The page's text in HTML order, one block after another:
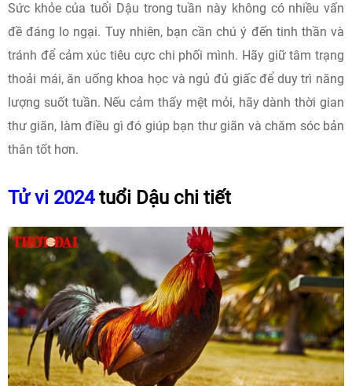
Sức khỏe của tuổi Dậu trong tuần này không có nhiều vấn
đề đáng lo ngại. Tuy nhiên, bạn cần chú ý đến tinh thần và
tránh để cảm xúc tiêu cực chi phối mình. Hãy giữ tâm trạng
thoải mái, ăn uống khoa học và ngủ đủ giấc để duy trì năng
lượng suốt tuần. Nếu cảm thấy mệt mỏi, hãy dành thời gian
thư giãn, làm điều gì đó giúp bạn thư giãn và chăm sóc bản
thân tốt hơn.
Tử vi 2024tuổi Dậu chi tiết